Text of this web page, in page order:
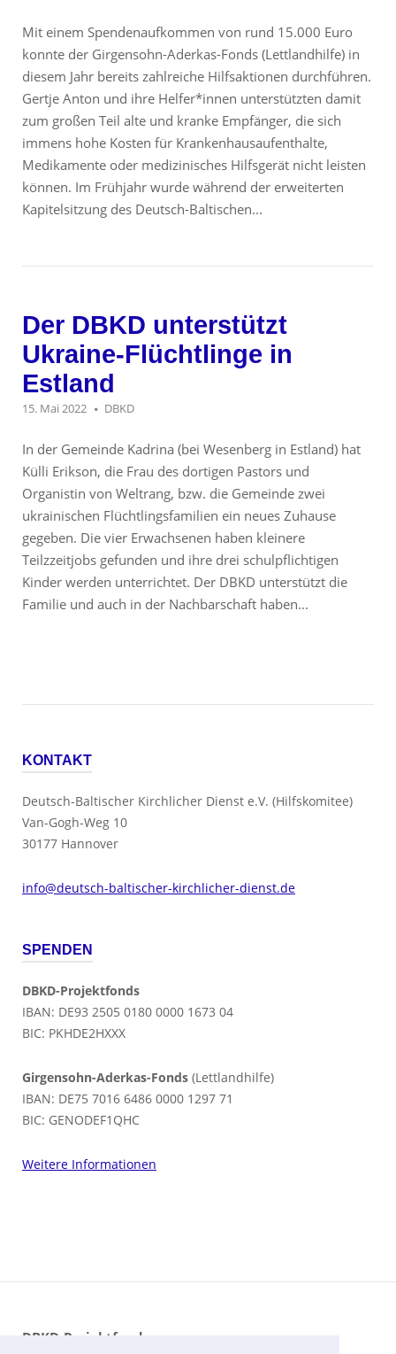
Mit einem Spendenaufkommen von rund 15.000 Euro
konnte der Girgensohn-Aderkas-Fonds (Lettlandhilfe) in
diesem Jahr bereits zahlreiche Hilfsaktionen durchführen.
Gertje Anton und ihre Helfer*innen unterstützten damit
zum großen Teil alte und kranke Empfänger, die sich
immens hohe Kosten für Krankenhausaufenthalte,
Medikamente oder medizinisches Hilfsgerät nicht leisten
können. Im Frühjahr wurde während der erweiterten
Kapitelsitzung des Deutsch-Baltischen...
Der DBKD unterstützt
Ukraine-Flüchtlinge in
Estland
15. Mai 2022 DBKD
In der Gemeinde Kadrina (bei Wesenberg in Estland) hat
Külli Erikson, die Frau des dortigen Pastors und
Organistin von Weltrang, bzw. die Gemeinde zwei
ukrainischen Flüchtlingsfamilien ein neues Zuhause
gegeben. Die vier Erwachsenen haben kleinere
Teilzzeitjobs gefunden und ihre drei schulpflichtigen
Kinder werden unterrichtet. Der DBKD unterstützt die
Familie und auch in der Nachbarschaft haben...
KONTAKT
Deutsch-Baltischer Kirchlicher Dienst e.V. (Hilfskomitee)
Van-Gogh-Weg 10
30177 Hannover
info@deutsch-baltischer-kirchlicher-dienst.de
SPENDEN
DBKD-Projektfonds
IBAN: DE93 2505 0180 0000 1673 04
BIC: PKHDE2HXXX
Girgensohn-Aderkas-Fonds (Lettlandhilfe)
IBAN: DE75 7016 6486 0000 1297 71
BIC: GENODEF1QHC
Weitere Informationen
DBKD-Projektfonds